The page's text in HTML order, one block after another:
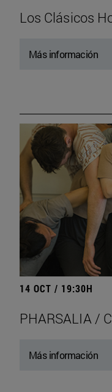
Los Clásicos
Más información
14 OCT / 19:30H
PHARSALIA /
Más información